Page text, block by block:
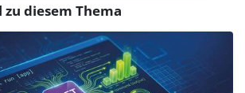
diesem Thema